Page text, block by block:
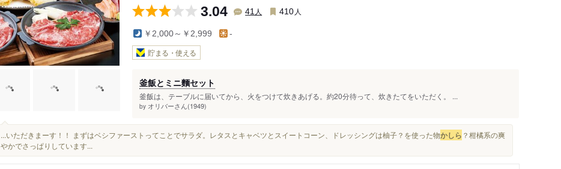
3.04 41 人 410 人
￥2,000～￥2,999 -
貯まる・使える
釜飯とミニ麵セット
釜飯は、テーブルに届いてから、火をつけて炊きあげる。約20分待って、炊きたてをいただく。 ...
by オリバーさん(1949)
...いただきまーす！！ まずはベシファーストってことでサラダ。レタスとキャベツとスイートコーン、ドレッシングは柚子？を使った物かしら ？柑橘系の爽
やかでさっぱりしています...